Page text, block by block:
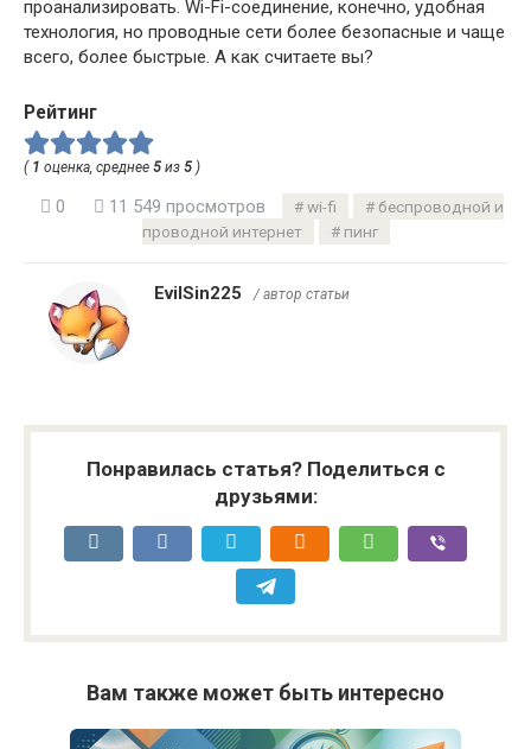
проанализировать. Wi-Fi-соединение, конечно, удобная
технология, но проводные сети более безопасные и чаще
всего, более быстрые. А как считаете вы?
Рейтинг
( 1 оценка, среднее 5 из 5 )
0 11 549 просмотров wi-fi
беспроводной и
проводной интернет
пинг
EvilSin225 / автор статьи
Понравилась статья? Поделиться с
друзьями:
Вам также может быть интересно